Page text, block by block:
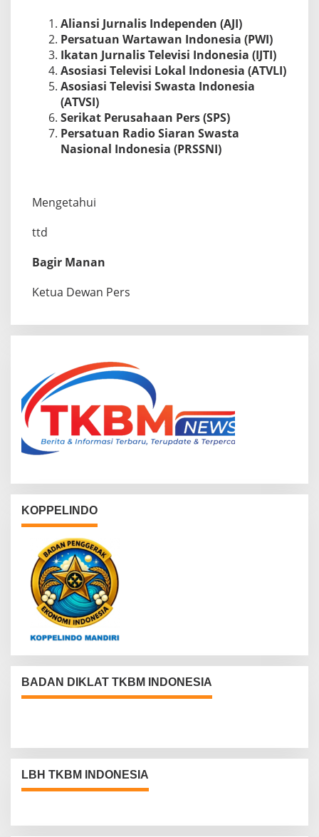
Aliansi Jurnalis Independen (AJI)
Persatuan Wartawan Indonesia (PWI)
Ikatan Jurnalis Televisi Indonesia (IJTI)
Asosiasi Televisi Lokal Indonesia (ATVLI)
Asosiasi Televisi Swasta Indonesia
(ATVSI)
Serikat Perusahaan Pers (SPS)
Persatuan Radio Siaran Swasta
Nasional Indonesia (PRSSNI)
Mengetahui
ttd
Bagir Manan
Ketua Dewan Pers
KOPPELINDO
BADAN DIKLAT TKBM INDONESIA
LBH TKBM INDONESIA